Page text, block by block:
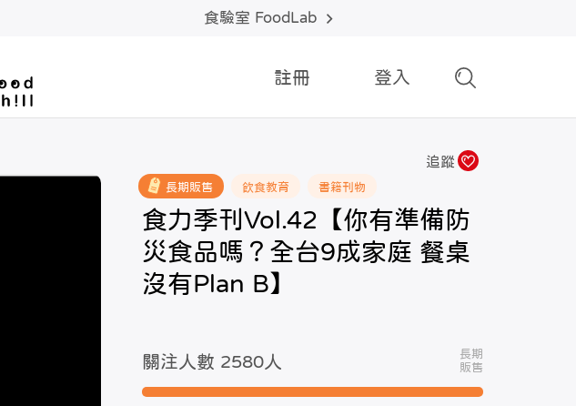
食驗室 FoodLab
註冊 登入
追蹤
長期販售 飲食教育 書籍刊物
食力季刊Vol.42【你有準備防
災食品嗎？全台9成家庭 餐桌
沒有Plan B】
關注人數 2580人
長期
販售